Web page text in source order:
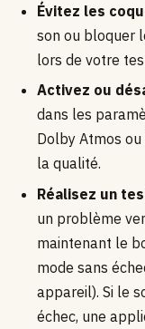
Évitez les
son ou bloquer
lors de votre
Activez ou
dans les
Dolby Atmos ou
la qualité.
Réalisez un
un problème
maintenant le
mode sans
appareil). Si le
échec, une